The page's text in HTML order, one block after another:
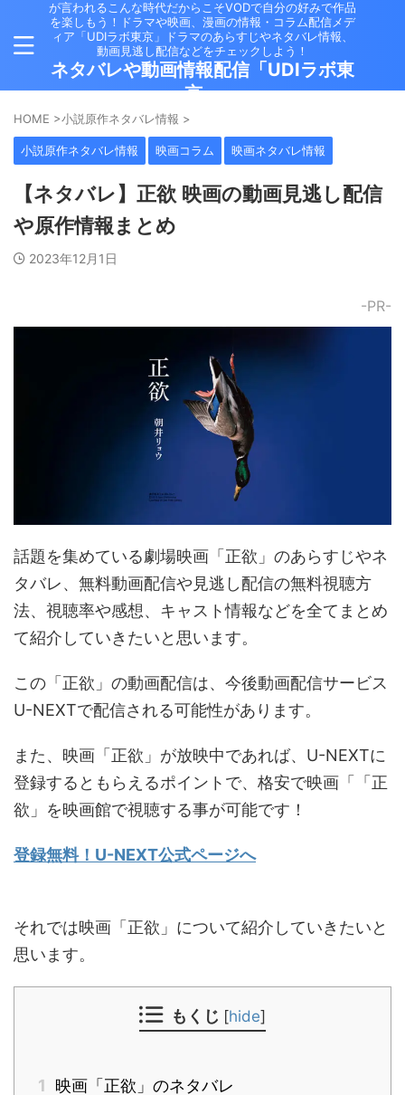
が言われるこんな時代だからこそVODで自分の好みで作品
を楽しもう！ドラマや映画、漫画の情報・コラム配信メデ
ィア「UDIラボ東京」ドラマのあらすじやネタバレ情報、
動画見逃し配信などをチェックしよう！
ネタバレや動画情報配信「UDIラボ東
京」
HOME >小説原作ネタバレ情報 >
小説原作ネタバレ情報 映画コラム 映画ネタバレ情報
【ネタバレ】正欲 映画の動画見逃し配信
や原作情報まとめ
2023年12月1日
-PR-
話題を集めている劇場映画「正欲」のあらすじやネ
タバレ、無料動画配信や見逃し配信の無料視聴方
法、視聴率や感想、キャスト情報などを全てまとめ
て紹介していきたいと思います。
この「正欲」の動画配信は、今後動画配信サービス
U-NEXTで配信される可能性があります。
また、映画「正欲」が放映中であれば、U-NEXTに
登録するともらえるポイントで、格安で映画「「正
欲」を映画館で視聴する事が可能です！
登録無料！U-NEXT公式ページへ
それでは映画「正欲」について紹介していきたいと
思います。
もくじ [hide]
1
映画「正欲」のネタバレ